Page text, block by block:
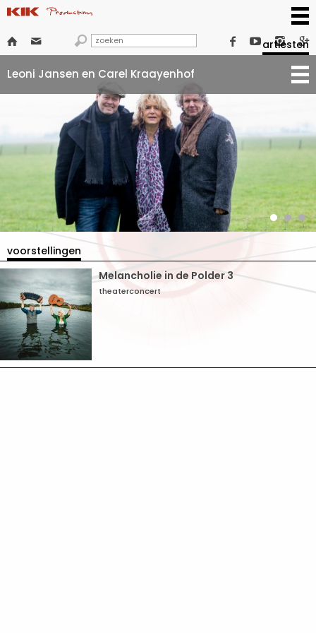
      
artiesten
Leoni Jansen en Carel Kraayenhof
voorstellingen
Melancholie in de Polder 3
theaterconcert